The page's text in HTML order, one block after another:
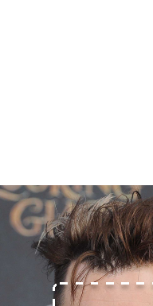
или 2 разных.